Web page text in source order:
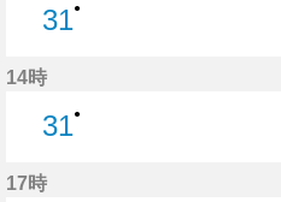
31●
14時
31●
17時